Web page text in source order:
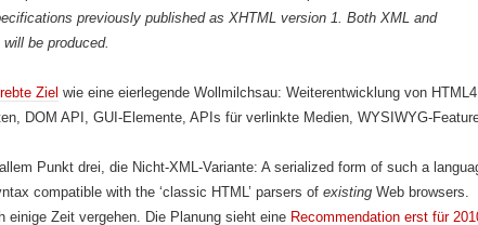
previously published as XHTML version 1. Both XML and
will be produced.
Ziel wie eine eierlegende Wollmilchsau: Weiterentwicklung von
DOM API, GUI-Elemente, APIs für verlinkte Medien, WYSIWYG-
Punkt drei, die Nicht-XML-Variante: A serialized form of such a
compatible with the ‘classic HTML’ parsers of existing Web browsers.
einige Zeit vergehen. Die Planung sieht eine Recommendation erst für